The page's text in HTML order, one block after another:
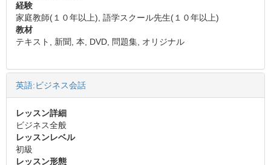
経験
家庭教師(１０年以上), 語学スクール先生(１０年以上)
教材
テキスト, 新聞, 本, DVD, 問題集, オリジナル
英語:ビジネス会話
レッスン詳細
ビジネス全般
レッスンレベル
初級
レッスン形態